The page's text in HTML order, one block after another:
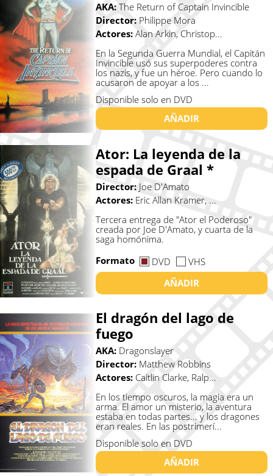
AKA: The Return of Captain Invincible
Director: Philippe Mora
Actores: Alan Arkin, Christop...
En la Segunda Guerra Mundial, el Capitán
Invincible usó sus superpoderes contra
los nazis, y fue un héroe. Pero cuando lo
acusaron de apoyar a los ...
Disponible solo en DVD
AÑADIR
Ator: La leyenda de la
espada de Graal *
Director:Joe D'Amato
Actores: Eric Allan Kramer, ...
Tercera entrega de "Ator el Poderoso"
creada por Joe D'Amato, y cuarta de la
saga homónima.
Formato
DVD
VHS
AÑADIR
El dragón del lago de
fuego
AKA: Dragonslayer
Director: Matthew Robbins
Actores: Caitlin Clarke, Ralp...
En los tiempo oscuros, la magia era un
arma. El amor un misterio, la aventura
estaba en todas partes... y los dragones
eran reales. En las postrimerí...
Disponible solo en DVD
AÑADIR